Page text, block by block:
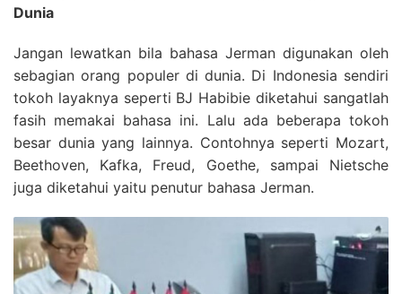
Dunia
Jangan lewatkan bila bahasa Jerman digunakan oleh
sebagian orang populer di dunia. Di Indonesia sendiri
tokoh layaknya seperti BJ Habibie diketahui sangatlah
fasih memakai bahasa ini. Lalu ada beberapa tokoh
besar dunia yang lainnya. Contohnya seperti Mozart,
Beethoven, Kafka, Freud, Goethe, sampai Nietsche
juga diketahui yaitu penutur bahasa Jerman.